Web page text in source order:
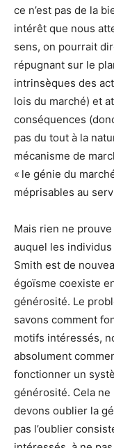
ce n’est pas de la
intérêt que nous
sens, on pourrait
répugnant sur le
intrinsèques des
lois du marché) et
conséquences
pas du tout à la
mécanisme de
« le génie du
méprisables au
Mais rien ne
auquel les
Smith est de
égoïsme coexiste
générosité. Le
savons comment
motifs intéressés,
absolument
fonctionner un
générosité. Cela
devons oublier la
pas l’oublier